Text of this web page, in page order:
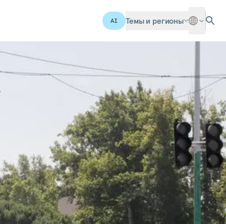
AI Темы и регионы